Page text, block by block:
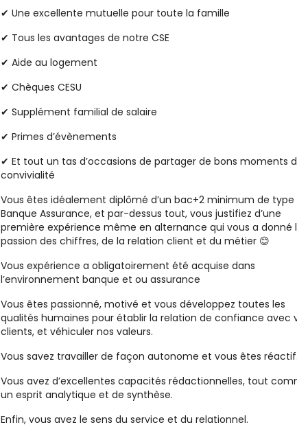
✔ Une excellente mutuelle pour toute la famille
✔ Tous les avantages de notre CSE
✔ Aide au logement
✔ Chèques CESU
✔ Supplément familial de salaire
✔ Primes d’évènements
✔ Et tout un tas d’occasions de partager de bons moments
convivialité
Vous êtes idéalement diplômé d’un bac+2 minimum de type
Banque Assurance, et par-dessus tout, vous justifiez d’une
première expérience même en alternance qui vous a donné
passion des chiffres, de la relation client et du métier 😊
Vous expérience a obligatoirement été acquise dans
l’environnement banque et ou assurance
Vous êtes passionné, motivé et vous développez toutes les
qualités humaines pour établir la relation de confiance avec
clients, et véhiculer nos valeurs.
Vous savez travailler de façon autonome et vous êtes réactif.
Vous avez d’excellentes capacités rédactionnelles, tout
un esprit analytique et de synthèse.
Enfin, vous avez le sens du service et du relationnel.